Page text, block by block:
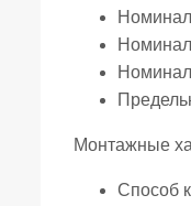
Монтажные
Способ